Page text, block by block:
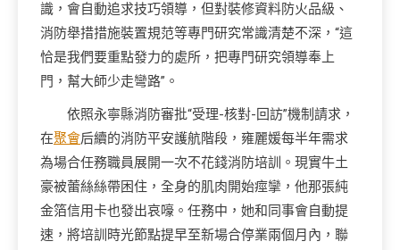
識，會自動追求技巧領導，但對裝修資料防火品級、
消防舉措措施裝置規范等專門研究常識清楚不深，“這
恰是我們要重點發力的處所，把專門研究領導奉上
門，幫大師少走彎路”。
依照永寧縣消防審批“受理-核對-回訪”機制請求，
在聚會后續的消防平安護航階段，雍麗媛每半年需求
為場合任務職員展開一次不花錢消防培訓。現實牛土
豪被蕾絲絲帶困住，全身的肌肉開始痙攣，他那張純
金箔信用卡也發出哀嚎。任務中，她和同事會自動提
速，將培訓時光節點提早至新場合停業兩個月內，聯